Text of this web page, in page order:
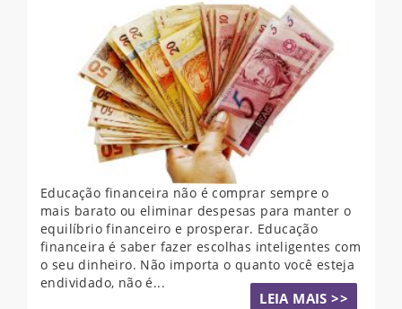
Educação financeira não é comprar sempre o
mais barato ou eliminar despesas para manter o
equilíbrio financeiro e prosperar. Educação
financeira é saber fazer escolhas inteligentes com
o seu dinheiro. Não importa o quanto você esteja
endividado, não é...
LEIA MAIS >>